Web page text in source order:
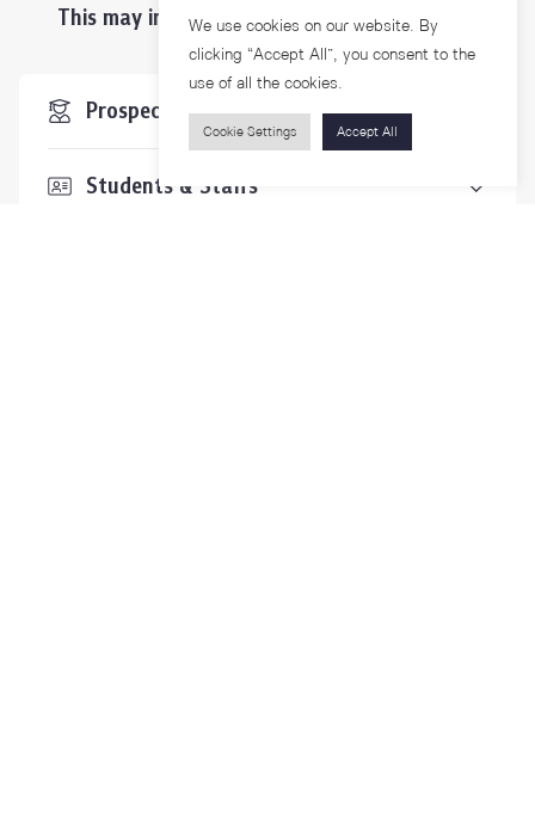
This may interest you ...
Prospective Students
Students & Staffs
We use cookies on our website. By
clicking “Accept All”, you consent to the
use of all the cookies.
Cookie Settings Accept All